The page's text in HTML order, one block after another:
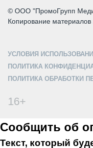
© ООО "ПромоГрупп
Копирование материалов
УСЛОВИЯ
ПОЛИТИКА
ПОЛИТИКА ОБРАБОТКИ
16+
Сообщить об
Текст, который